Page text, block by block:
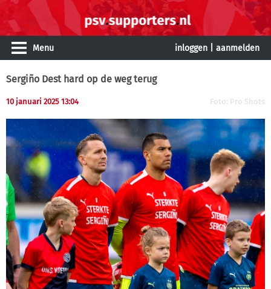
Menu inloggen aanmelden
Sergiño Dest hard op de weg terug
10 januari 2025 13:04 Foto: Pro Shots